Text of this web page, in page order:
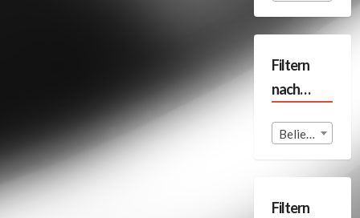
Filtern
nach…
Beliebige Format
Filtern